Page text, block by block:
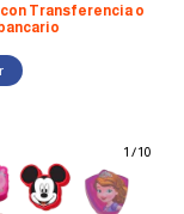
con Transferencia o
1 /10